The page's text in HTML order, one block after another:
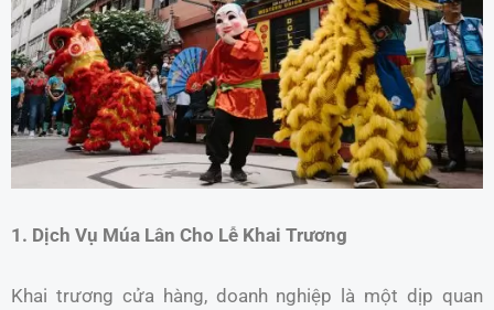
1. Dịch Vụ Múa Lân Cho Lễ Khai Trương
Khai trương cửa hàng, doanh nghiệp là một dịp quan